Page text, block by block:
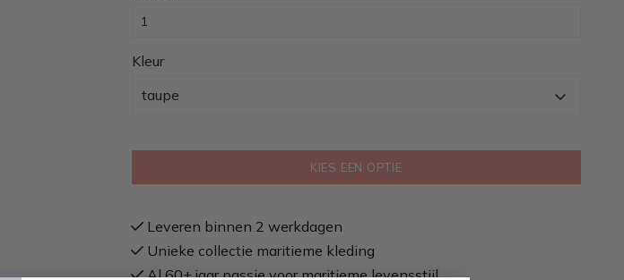
Kleur
taupe
KIES EEN OPTIE
Leveren binnen 2 werkdagen
Unieke collectie maritieme kleding
Al 60+ jaar passie voor maritieme levensstijl